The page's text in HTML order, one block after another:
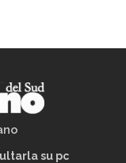
su pc